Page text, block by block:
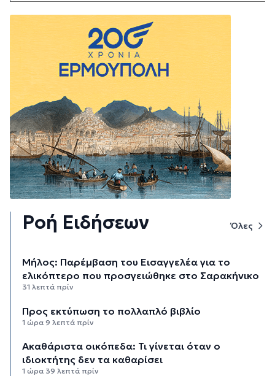
Ροή Ειδήσεων Όλες
Μήλος: Παρέμβαση του Εισαγγελέα για το
ελικόπτερο που προσγειώθηκε στο Σαρακήνικο
31 λεπτά πρίν
Προς εκτύπωση το πολλαπλό βιβλίο
1 ώρα 9 λεπτά πρίν
Ακαθάριστα οικόπεδα: Τι γίνεται όταν ο
ιδιοκτήτης δεν τα καθαρίσει
1 ώρα 39 λεπτά πρίν